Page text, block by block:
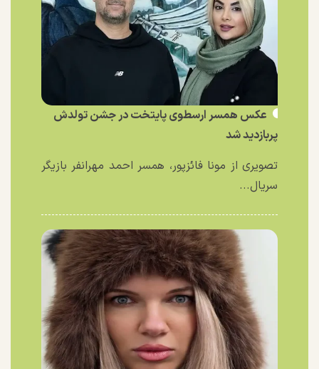
عکس همسر ارسطوی پایتخت در جشن تولدش
پربازدید شد
تصویری از مونا فائزپور، همسر احمد مهرانفر بازیگر
سریال...